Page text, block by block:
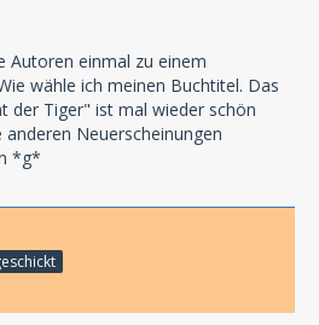
Autoren einmal zu einem
wähle ich meinen Buchtitel. Das
der Tiger" ist mal wieder schön
Neuerscheinungen
*g*